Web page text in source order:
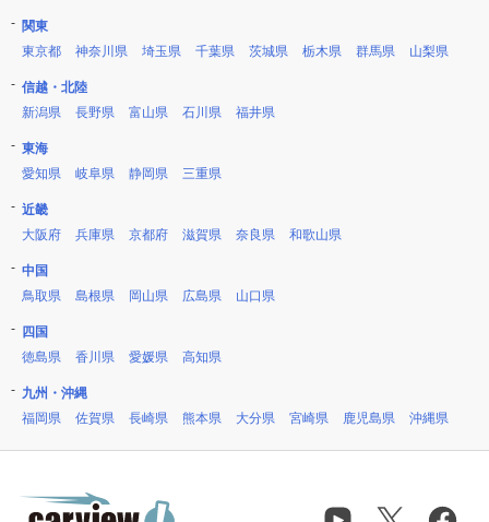
関東
東京都
神奈川県 埼玉県 千葉県 茨城県 栃木県 群馬県 山梨県
信越・北陸
新潟県
長野県 富山県 石川県 福井県
東海
愛知県
岐阜県 静岡県 三重県
近畿
大阪府
兵庫県 京都府 滋賀県 奈良県 和歌山県
中国
鳥取県
島根県 岡山県 広島県 山口県
四国
徳島県
香川県 愛媛県 高知県
九州・沖縄
福岡県
佐賀県 長崎県 熊本県 大分県 宮崎県 鹿児島県 沖縄県